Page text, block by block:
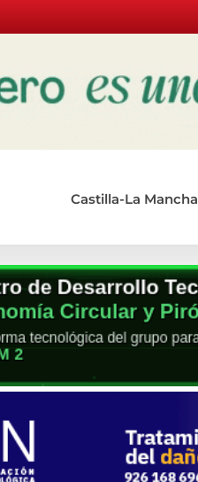
Castilla-La Mancha